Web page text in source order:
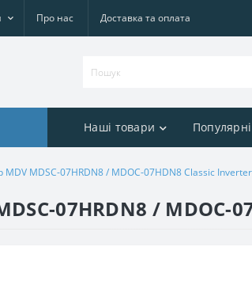
Про нас Доставка та оплата
Наші товари
MDV MDSC-07HRDN8 / MDOC-07HDN8 Classic Inverter
07HRDN8 / MDOC-